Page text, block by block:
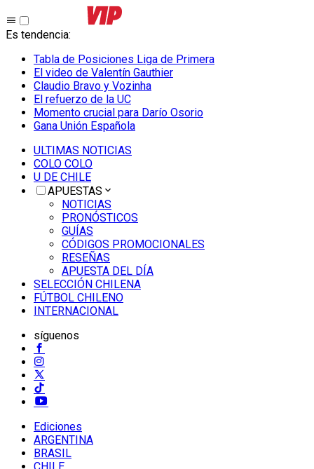
Es tendencia:
Tabla de Posiciones Liga de Primera
El video de Valentín Gauthier
Claudio Bravo y Vozinha
El refuerzo de la UC
Momento crucial para Darío Osorio
Gana Unión Española
ULTIMAS NOTICIAS
COLO COLO
U DE CHILE
APUESTAS
NOTICIAS
PRONÓSTICOS
GUÍAS
CÓDIGOS PROMOCIONALES
RESEÑAS
APUESTA DEL DÍA
SELECCIÓN CHILENA
FÚTBOL CHILENO
INTERNACIONAL
síguenos
Ediciones
ARGENTINA
BRASIL